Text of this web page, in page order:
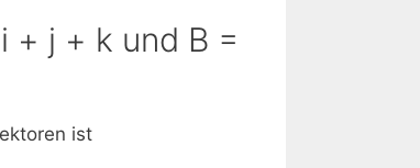
+ j + k und B =
ist